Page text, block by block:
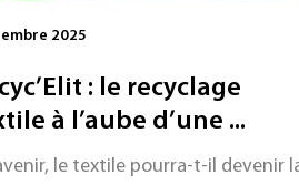
2025
: le recyclage
à l’aube d’une ...
le textile pourra-t-il devenir